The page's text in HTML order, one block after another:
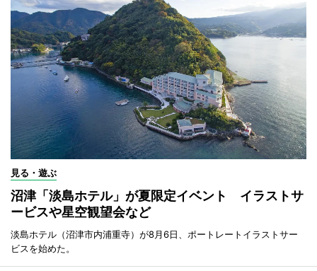
見る・遊ぶ
沼津「淡島ホテル」が夏限定イベント イラストサ
ービスや星空観望会など
淡島ホテル（沼津市内浦重寺）が8月6日、ポートレートイラストサー
ビスを始めた。